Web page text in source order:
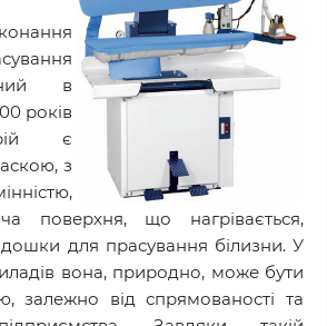
в
років
є
з
поверхня, що нагрівається,
для прасування білизни. У
вона, природно, може бути
залежно від спрямованості та